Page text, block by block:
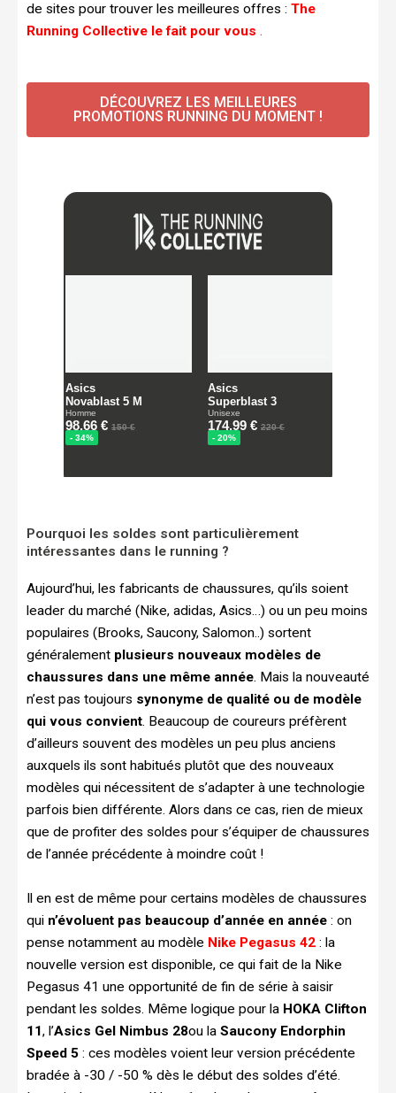
de sites pour trouver les meilleures offres : The
Running Collective le fait pour vous .
DÉCOUVREZ LES MEILLEURES
PROMOTIONS RUNNING DU MOMENT !
Pourquoi les soldes sont particulièrement
intéressantes dans le running ?
Aujourd’hui, les fabricants de chaussures, qu’ils soient
leader du marché (Nike, adidas, Asics…) ou un peu moins
populaires (Brooks, Saucony, Salomon..) sortent
généralement plusieurs nouveaux modèles de
chaussures dans une même année. Mais la nouveauté
n’est pas toujours synonyme de qualité ou de modèle
qui vous convient. Beaucoup de coureurs préfèrent
d’ailleurs souvent des modèles un peu plus anciens
auxquels ils sont habitués plutôt que des nouveaux
modèles qui nécessitent de s’adapter à une technologie
parfois bien différente. Alors dans ce cas, rien de mieux
que de profiter des soldes pour s’équiper de chaussures
de l’année précédente à moindre coût !
Il en est de même pour certains modèles de chaussures
qui n’évoluent pas beaucoup d’année en année : on
pense notamment au modèle Nike Pegasus 42 : la
nouvelle version est disponible, ce qui fait de la Nike
Pegasus 41 une opportunité de fin de série à saisir
pendant les soldes. Même logique pour la HOKA Clifton
11, l’Asics Gel Nimbus 28ou la Saucony Endorphin
Speed 5 : ces modèles voient leur version précédente
bradée à -30 / -50 % dès le début des soldes d’été.